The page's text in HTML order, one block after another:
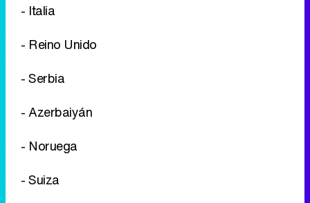
- Italia
- Reino Unido
- Serbia
- Azerbaiyán
- Noruega
- Suiza